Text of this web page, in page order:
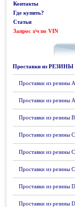
Контакты
Где купить?
Статьи
Запрос з/ч по VIN
Проставки из РЕЗИНЫ
Проставки из резины
Проставки из резины
Проставки из резины
Проставки из резины
Проставки из резины
Проставки из резины
Проставки из резины
Проставки из резины